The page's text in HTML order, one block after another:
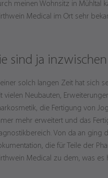
meinen Wohnsitz in Mühltal
Medical im Ort sehr
sind ja
einer solch langen Zeit hat sich
vielen Neubauten,
die Fertigung von
mehr erweitert und das
Von da an ging
die für Teile der
Medical zu dem, was es